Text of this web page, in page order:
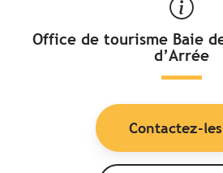
Office de tourisme Baie
d’Arrée
Contactez-les